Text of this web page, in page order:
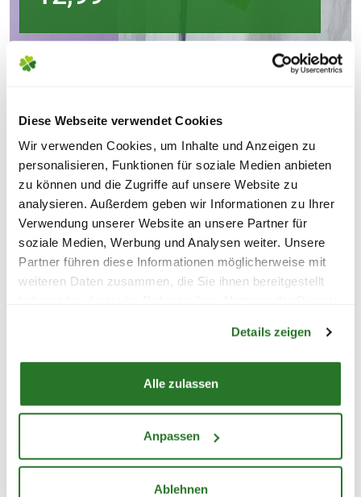
Diese Webseite verwendet Cookies
Wir verwenden Cookies, um Inhalte und Anzeigen zu
personalisieren, Funktionen für soziale Medien anbieten
zu können und die Zugriffe auf unsere Website zu
analysieren. Außerdem geben wir Informationen zu Ihrer
Verwendung unserer Website an unsere Partner für
soziale Medien, Werbung und Analysen weiter. Unsere
Partner führen diese Informationen möglicherweise mit
weiteren Daten zusammen, die Sie ihnen bereitgestellt
Details zeigen
Alle zulassen
Anpassen
Ablehnen